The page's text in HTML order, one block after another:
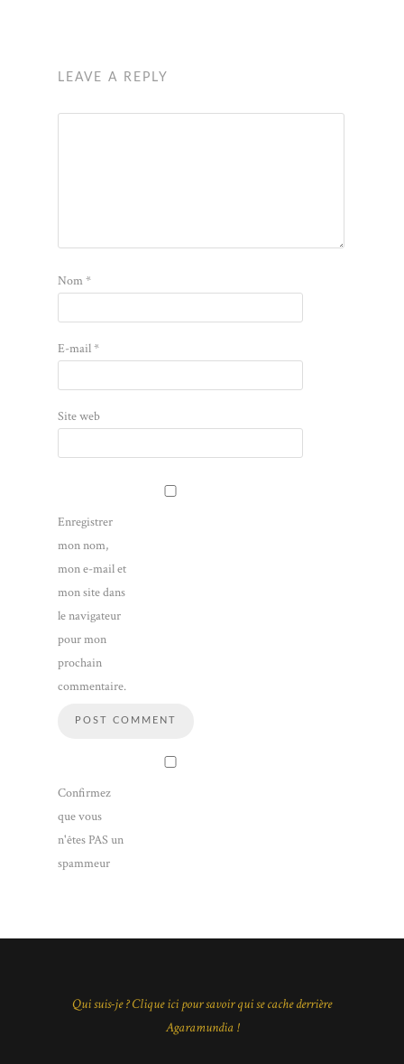
LEAVE A REPLY
Nom*
E-mail*
Site web
Enregistrer
mon nom,
mon e-mail et
mon site dans
le navigateur
pour mon
prochain
commentaire.
Confirmez
que vous
n'êtes PAS un
spammeur
Qui suis-je ? Clique ici pour savoir qui se cache derrière
Agaramundia !